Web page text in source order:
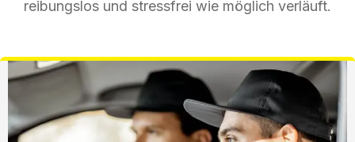
reibungslos und stressfrei wie möglich verläuft.